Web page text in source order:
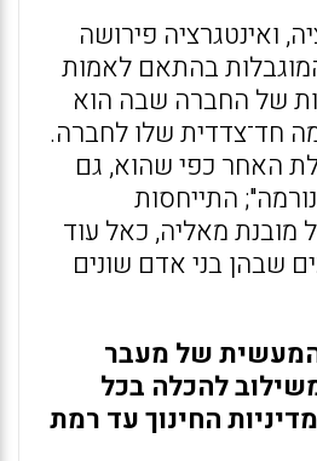
ואינטגרציה פירושה
בהתאם לאמות
של החברה שבה הוא
חד־צדדית שלו לחברה.
האחר כפי שהוא, גם
התייחסות
מובנת מאליה, כאל עוד
שבהן בני אדם שונים
של מעבר
להכלה בכל
החינוך עד רמת